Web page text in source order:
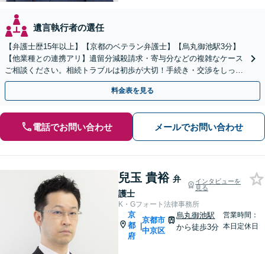
遺言執行者の選任
【弁護士歴15年以上】【京都のベテラン弁護士】【烏丸御池駅3分】
【他業種との連携アリ】遺留分減殺請求・寄与分などの複雑なケース
ご相談ください。相続トラブルは初歩が大切！手続き・交渉をしっか
りとサポートします。【初回面談無料】
料金表を見る
電話でお問い合わせ メールでお問い合わせ
兒玉 貴裕 弁
護士
インタビューを
見る
K・Gフォート法律事務所
京
都
府
|
京都市
中京区
烏丸御池駅
から徒歩3分
営業時間：
本日定休日